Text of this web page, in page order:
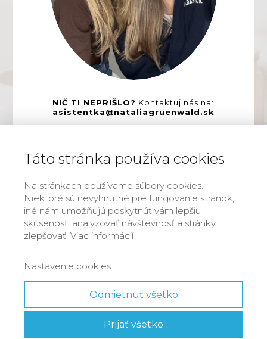
NIČ TI NEPRIŠLO? Kontaktuj nás na:
asistentka@nataliagruenwald.sk
Autorská práva
Ochrana osobných údajov
Obchodné podmienky
Táto stránka používa cookies
Na stránkach používame súbory cookies.
Niektoré sú nevyhnutné pre fungovanie stránok,
iné nám umožňujú poskytnúť vám lepšiu
skúsenosť, analyzovať návštevnosť a stránky
zlepšovať. Viac informácií
Nastavenie cookies
Odmietnuť všetko
Prijať všetko